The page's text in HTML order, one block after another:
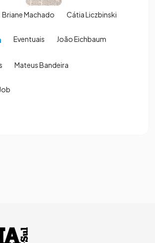
Briane Machado Cátia Liczbinski
Eventuais João Eichbaum
Mateus Bandeira